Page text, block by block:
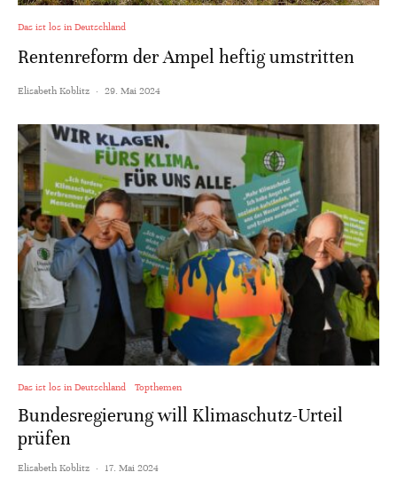
Das ist los in Deutschland
Rentenreform der Ampel heftig umstritten
Elisabeth Koblitz · 29. Mai 2024
Das ist los in Deutschland Topthemen
Bundesregierung will Klimaschutz-Urteil
prüfen
Elisabeth Koblitz · 17. Mai 2024